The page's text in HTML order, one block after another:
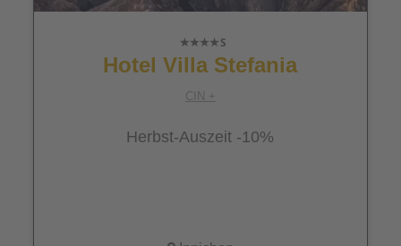
Hotel Villa Stefania
CIN +
Herbst-Auszeit -10%